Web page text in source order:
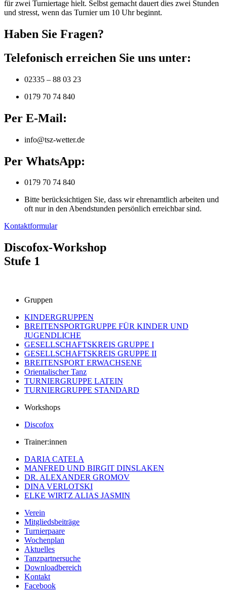
für zwei Turniertage hielt. Selbst gemacht dauert dies zwei Stunden
und stresst, wenn das Turnier um 10 Uhr beginnt.
Haben Sie Fragen?
Telefonisch erreichen Sie uns unter:
02335 – 88 03 23
0179 70 74 840
Per E-Mail:
info@tsz-wetter.de
Per WhatsApp:
0179 70 74 840
Bitte berücksichtigen Sie, dass wir ehrenamtlich arbeiten und
oft nur in den Abendstunden persönlich erreichbar sind.
Kontaktformular
Discofox-Workshop
Stufe 1
Gruppen
KINDERGRUPPEN
BREITENSPORTGRUPPE FÜR KINDER UND
JUGENDLICHE
GESELLSCHAFTSKREIS GRUPPE I
GESELLSCHAFTSKREIS GRUPPE II
BREITENSPORT ERWACHSENE
Orientalischer Tanz
TURNIERGRUPPE LATEIN
TURNIERGRUPPE STANDARD
Workshops
Discofox
Trainer:innen
DARIA CATELA
MANFRED UND BIRGIT DINSLAKEN
DR. ALEXANDER GROMOV
DINA VERLOTSKI
ELKE WIRTZ ALIAS JASMIN
Verein
Mitgliedsbeiträge
Turnierpaare
Wochenplan
Aktuelles
Tanzpartnersuche
Downloadbereich
Kontakt
Facebook